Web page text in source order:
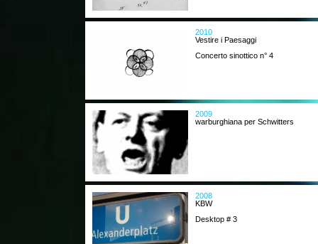
2010
Vestire i Paesaggi
Concerto sinottico n° 4
2009
warburghiana per Schwitters
2008
KBW
Desktop # 3